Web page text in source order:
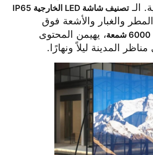
الـ تصنيف شاشة LED الخارجية IP65
6000 شمعة
المدينة ليلاً ونهارًا.